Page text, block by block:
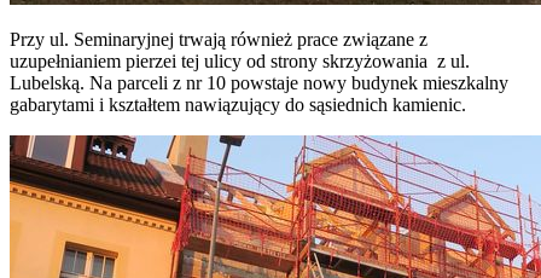
Przy ul. Seminaryjnej trwają również prace związane z
uzupełnianiem pierzei tej ulicy od strony skrzyżowania z ul.
Lubelską. Na parceli z nr 10 powstaje nowy budynek mieszkalny
gabarytami i kształtem nawiązujący do sąsiednich kamienic.